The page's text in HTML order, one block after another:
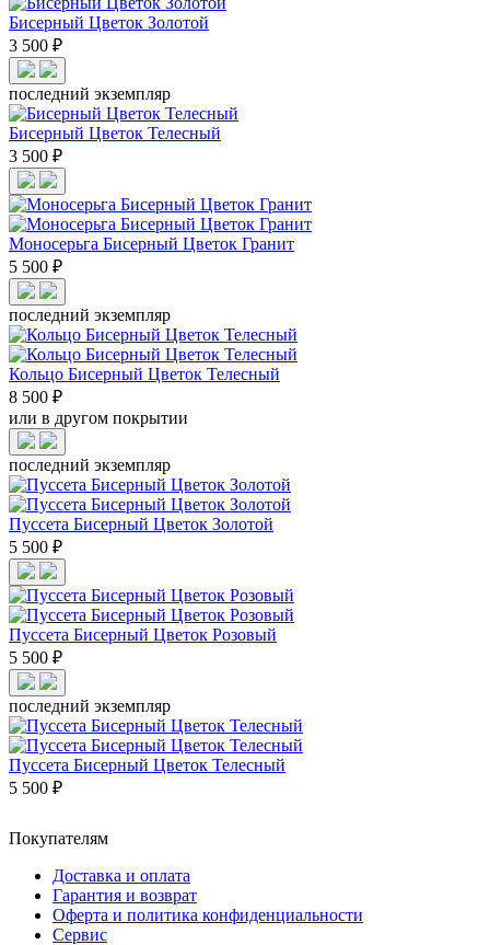
Бисерный Цветок Золотой
3 500 ₽
последний экземпляр
Бисерный Цветок Телесный
3 500 ₽
Моносерьга Бисерный Цветок Гранит
5 500 ₽
последний экземпляр
Кольцо Бисерный Цветок Телесный
8 500 ₽
или в другом покрытии
последний экземпляр
Пуссета Бисерный Цветок Золотой
5 500 ₽
Пуссета Бисерный Цветок Розовый
5 500 ₽
последний экземпляр
Пуссета Бисерный Цветок Телесный
5 500 ₽
Покупателям
Доставка и оплата
Гарантия и возврат
Оферта и политика конфиденциальности
Сервис